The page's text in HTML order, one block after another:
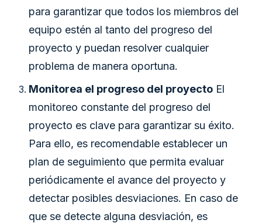
para garantizar que todos los miembros del
equipo estén al tanto del progreso del
proyecto y puedan resolver cualquier
problema de manera oportuna.
Monitorea el progreso del proyecto El
monitoreo constante del progreso del
proyecto es clave para garantizar su éxito.
Para ello, es recomendable establecer un
plan de seguimiento que permita evaluar
periódicamente el avance del proyecto y
detectar posibles desviaciones. En caso de
que se detecte alguna desviación, es